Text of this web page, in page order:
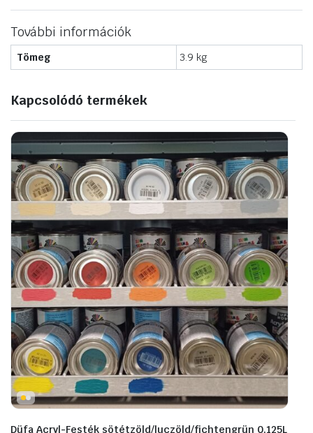
További információk
Tömeg 3.9 kg
Kapcsolódó termékek
Düfa Acryl-Festék sötétzöld/luczöld/fichtengrün 0,125L